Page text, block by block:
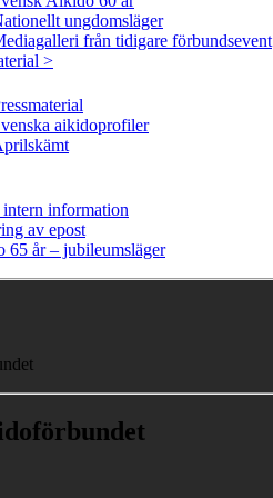
ungdomsläger
från tidigare förbundsevent
>
aikidoprofiler
information
av epost
65 år – jubileumsläger